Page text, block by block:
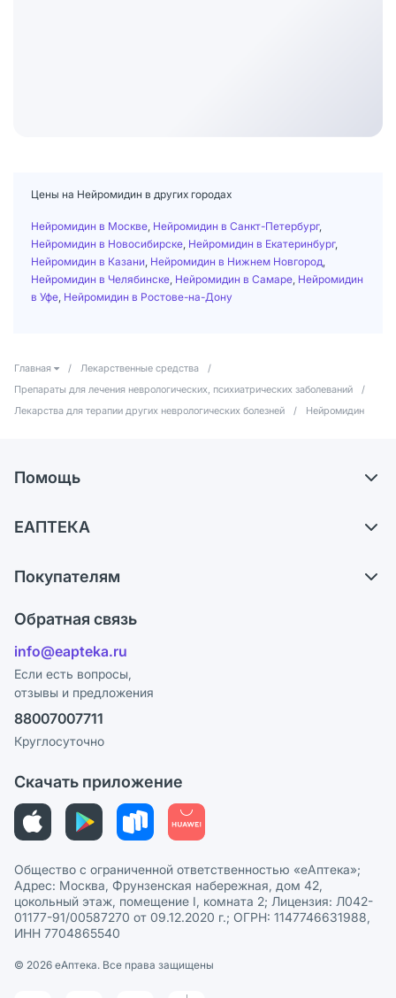
Цены на Нейромидин в других городах
Нейромидин в Москве Нейромидин в Санкт-Петербург,
Нейромидин в Новосибирске Нейромидин в Екатеринбург,
Нейромидин в Казани Нейромидин в Нижнем Новгород
Нейромидин в Челябинске Нейромидин в Самаре Нейромидин
в Уфе Нейромидин в Ростове-на-Дону
Главная / Лекарственные средства
/
Препараты для лечения неврологических, психиатрических заболеваний
/
Лекарства для терапии других неврологических болезней
/ Нейромидин
Помощь
Обмен и возврат
Блог
ЕАПТЕКА
Карьера
Поставщики
Лицензия
Реклама на сайте
Ваши товары на ЕАПТЕКЕ
Покупателям
Программа СберСпасибо
Политика конфиденциальности
Пользовательское соглашение
Политика рекомендаций
Этика и соответствие
Политика в отношении обработки персональных данных
Обратная связь
info@eapteka.ru
Если есть вопросы,
отзывы и предложения
88007007711
Круглосуточно
Скачать приложение
Общество с ограниченной ответственностью «еАптека»;
Адрес: Москва, Фрунзенская набережная, дом 42,
цокольный этаж, помещение I, комната 2; Лицензия: Л042-
01177-91/00587270 от 09.12.2020 г.; ОГРН: 1147746631988,
ИНН 7704865540
© 2026 eАптека. Все права защищены